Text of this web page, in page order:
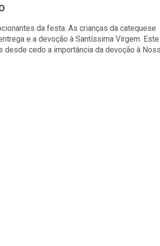
da festa. As crianças da catequese
e a devoção à Santíssima Virgem. Este
desde cedo a importância da devoção à